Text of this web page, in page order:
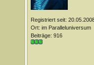
Registriert seit:
Ort: im Paralleluniversum
Beiträge: 916